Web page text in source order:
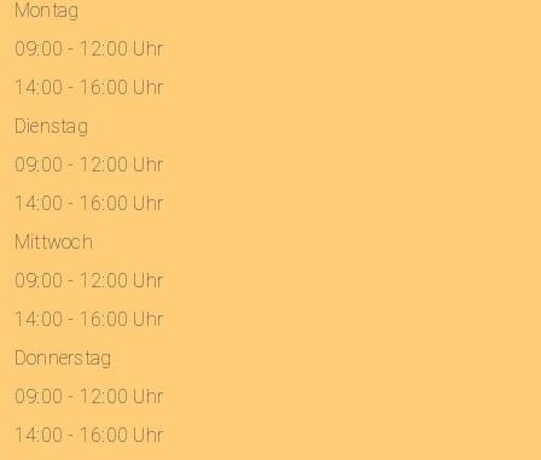
Montag
09:00 - 12:00 Uhr
14:00 - 16:00 Uhr
Dienstag
09:00 - 12:00 Uhr
14:00 - 16:00 Uhr
Mittwoch
09:00 - 12:00 Uhr
14:00 - 16:00 Uhr
Donnerstag
09:00 - 12:00 Uhr
14:00 - 16:00 Uhr